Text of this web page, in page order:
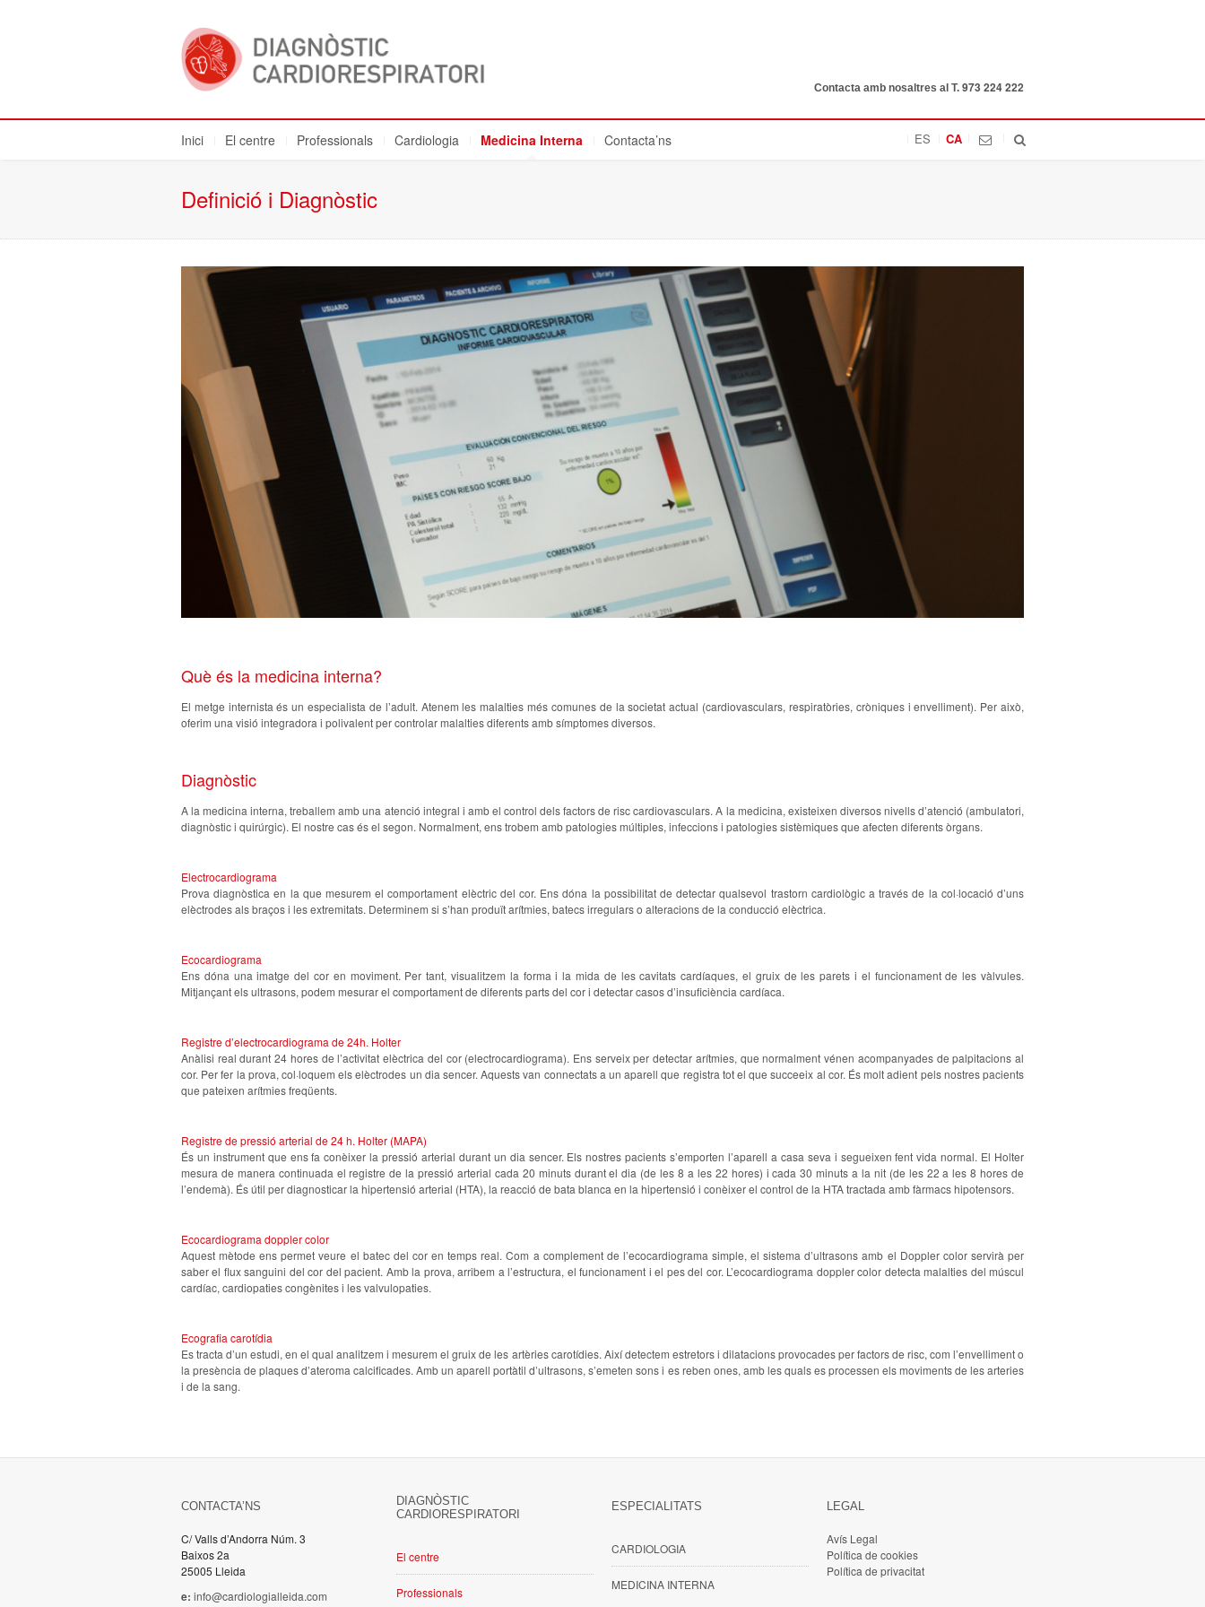
Contacta amb nosaltres al T. 973 224 222
Inici El centre Professionals Cardiologia Medicina Interna Contacta’ns ES CA
Definició i Diagnòstic
Què és la medicina interna?
El metge internista és un especialista de l’adult. Atenem les malalties més comunes de la societat actual (cardiovasculars, respiratòries, cròniques i envelliment). Per això,
oferim una visió integradora i polivalent per controlar malalties diferents amb símptomes diversos.
Diagnòstic
A la medicina interna, treballem amb una atenció integral i amb el control dels factors de risc cardiovasculars. A la medicina, existeixen diversos nivells d’atenció (ambulatori,
diagnòstic i quirúrgic). El nostre cas és el segon. Normalment, ens trobem amb patologies múltiples, infeccions i patologies sistèmiques que afecten diferents òrgans.
Electrocardiograma
Prova diagnòstica en la que mesurem el comportament elèctric del cor. Ens dóna la possibilitat de detectar qualsevol trastorn cardiològic a través de la col·locació d’uns
elèctrodes als braços i les extremitats. Determinem si s’han produït arítmies, batecs irregulars o alteracions de la conducció elèctrica.
Ecocardiograma
Ens dóna una imatge del cor en moviment. Per tant, visualitzem la forma i la mida de les cavitats cardíaques, el gruix de les parets i el funcionament de les vàlvules.
Mitjançant els ultrasons, podem mesurar el comportament de diferents parts del cor i detectar casos d’insuficiència cardíaca.
Registre d’electrocardiograma de 24h. Holter
Anàlisi real durant 24 hores de l’activitat elèctrica del cor (electrocardiograma). Ens serveix per detectar arítmies, que normalment vénen acompanyades de palpitacions al
cor. Per fer la prova, col·loquem els elèctrodes un dia sencer. Aquests van connectats a un aparell que registra tot el que succeeix al cor. És molt adient pels nostres pacients
que pateixen arítmies freqüents.
Registre de pressió arterial de 24 h. Holter (MAPA)
És un instrument que ens fa conèixer la pressió arterial durant un dia sencer. Els nostres pacients s’emporten l’aparell a casa seva i segueixen fent vida normal. El Holter
mesura de manera continuada el registre de la pressió arterial cada 20 minuts durant el dia (de les 8 a les 22 hores) i cada 30 minuts a la nit (de les 22 a les 8 hores de
l’endemà). És útil per diagnosticar la hipertensió arterial (HTA), la reacció de bata blanca en la hipertensió i conèixer el control de la HTA tractada amb fàrmacs hipotensors.
Ecocardiograma doppler color
Aquest mètode ens permet veure el batec del cor en temps real. Com a complement de l’ecocardiograma simple, el sistema d’ultrasons amb el Doppler color servirà per
saber el flux sanguini del cor del pacient. Amb la prova, arribem a l’estructura, el funcionament i el pes del cor. L’ecocardiograma doppler color detecta malalties del múscul
cardíac, cardiopaties congènites i les valvulopaties.
Ecografia carotídia
Es tracta d’un estudi, en el qual analitzem i mesurem el gruix de les artèries carotídies. Així detectem estretors i dilatacions provocades per factors de risc, com l’envelliment o
la presència de plaques d’ateroma calcificades. Amb un aparell portàtil d’ultrasons, s’emeten sons i es reben ones, amb les quals es processen els moviments de les arteries
i de la sang.
CONTACTA’NS
C/ Valls d’Andorra Núm. 3
Baixos 2a
25005 Lleida
e: info@cardiologialleida.com
DIAGNÒSTIC
CARDIORESPIRATORI
El centre
Professionals
ESPECIALITATS
CARDIOLOGIA
MEDICINA INTERNA
LEGAL
Avís Legal
Política de cookies
Política de privacitat